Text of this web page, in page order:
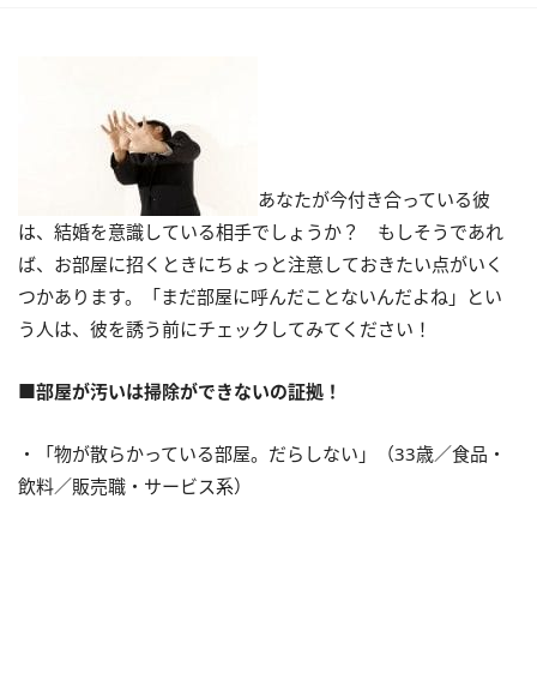
あなたが今付き合っている彼
は、結婚を意識している相手でしょうか？ もしそうであれ
ば、お部屋に招くときにちょっと注意しておきたい点がいく
つかあります。「まだ部屋に呼んだことないんだよね」とい
う人は、彼を誘う前にチェックしてみてください！
■部屋が汚いは掃除ができないの証拠！
・「物が散らかっている部屋。だらしない」（33歳／食品・
飲料／販売職・サービス系）